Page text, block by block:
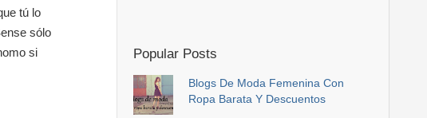
tú lo
sólo
si
Popular Posts
Blogs De Moda Femenina Con
Ropa Barata Y Descuentos